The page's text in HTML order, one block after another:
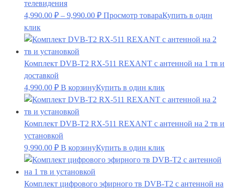
телевидения
4,990.00 ₽ – 9,990.00 ₽ Просмотр товараКупить в один
клик
Комплект DVB-T2 RX-511 REXANT с антенной на 1 тв и
доставкой
4,990.00 ₽ В корзинуКупить в один клик
Комплект DVB-T2 RX-511 REXANT с антенной на 2 тв и
установкой
9,990.00 ₽ В корзинуКупить в один клик
Комплект цифрового эфирного тв DVB-T2 с антенной на